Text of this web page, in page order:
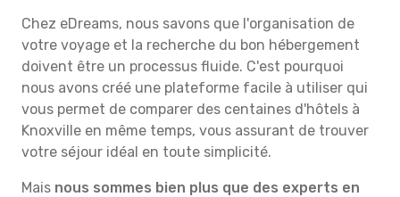
Chez eDreams, nous savons que l'organisation de
votre voyage et la recherche du bon hébergement
doivent être un processus fluide. C'est pourquoi
nous avons créé une plateforme facile à utiliser qui
vous permet de comparer des centaines d'hôtels à
Knoxville en même temps, vous assurant de trouver
votre séjour idéal en toute simplicité.
Mais nous sommes bien plus que des experts en